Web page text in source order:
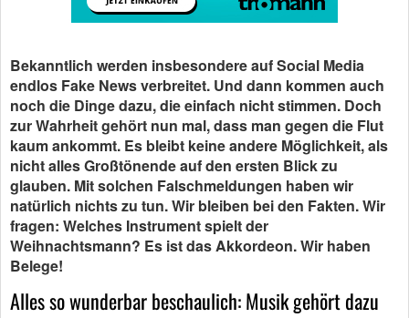
Bekanntlich werden insbesondere auf Social Media
endlos Fake News verbreitet. Und dann kommen auch
noch die Dinge dazu, die einfach nicht stimmen. Doch
zur Wahrheit gehört nun mal, dass man gegen die Flut
kaum ankommt. Es bleibt keine andere Möglichkeit, als
nicht alles Großtönende auf den ersten Blick zu
glauben. Mit solchen Falschmeldungen haben wir
natürlich nichts zu tun. Wir bleiben bei den Fakten. Wir
fragen: Welches Instrument spielt der
Weihnachtsmann? Es ist das Akkordeon. Wir haben
Belege!
Alles so wunderbar beschaulich: Musik gehört dazu